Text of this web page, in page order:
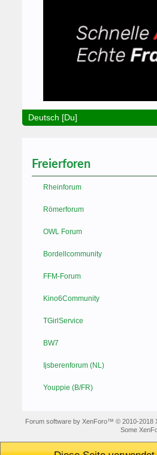
Deutsch [Du]
Freierforen
Rheinforum
Römerforum
OWL Forum
Bordellcommunity
FFM-Forum
Kino6Community
TGirlService
BW7
Ijsberenforum (NL)
Youppie (B/FR)
Forum software by XenForo™ © 2010-2018
Some